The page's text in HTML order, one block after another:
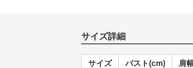
サイズ詳細
サイズ バスト(cm) 肩